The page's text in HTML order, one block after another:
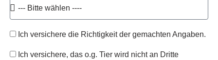
Ich versichere die Richtigkeit der gemachten Angaben.
Ich versichere, das o.g. Tier wird nicht an Dritte